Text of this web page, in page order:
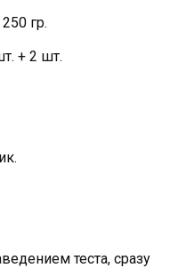
гр.
+ 2 шт.
теста, сразу